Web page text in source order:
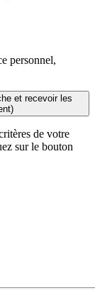
personnel,
et recevoir les
de votre
sur le bouton